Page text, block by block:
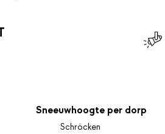
Sneeuwhoogte per dorp
Schröcken